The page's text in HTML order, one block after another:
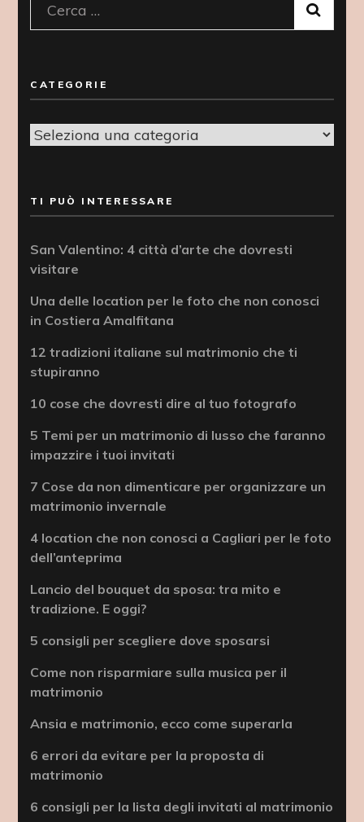
Ricerca
per:
CATEGORIE
Categorie
TI PUÒ INTERESSARE
San Valentino: 4 città d’arte che dovresti
visitare
Una delle location per le foto che non conosci
in Costiera Amalfitana
12 tradizioni italiane sul matrimonio che ti
stupiranno
10 cose che dovresti dire al tuo fotografo
5 Temi per un matrimonio di lusso che faranno
impazzire i tuoi invitati
7 Cose da non dimenticare per organizzare un
matrimonio invernale
4 location che non conosci a Cagliari per le foto
dell’anteprima
Lancio del bouquet da sposa: tra mito e
tradizione. E oggi?
5 consigli per scegliere dove sposarsi
Come non risparmiare sulla musica per il
matrimonio
Ansia e matrimonio, ecco come superarla
6 errori da evitare per la proposta di
matrimonio
6 consigli per la lista degli invitati al matrimonio